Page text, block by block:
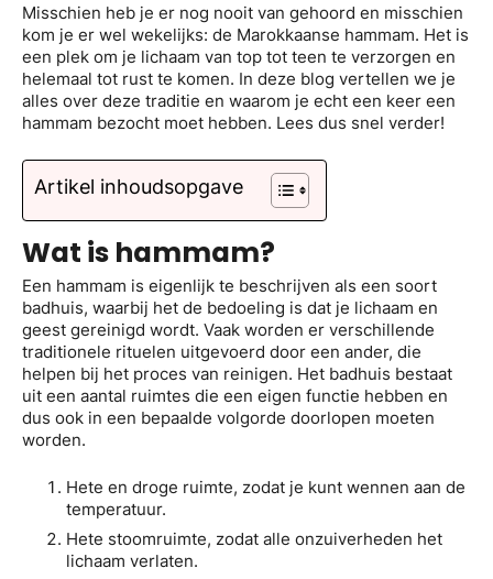
Misschien heb je er nog nooit van gehoord en misschien
kom je er wel wekelijks: de Marokkaanse hammam. Het is
een plek om je lichaam van top tot teen te verzorgen en
helemaal tot rust te komen. In deze blog vertellen we je
alles over deze traditie en waarom je echt een keer een
hammam bezocht moet hebben. Lees dus snel verder!
Artikel inhoudsopgave
Wat is hammam?
Een hammam is eigenlijk te beschrijven als een soort
badhuis, waarbij het de bedoeling is dat je lichaam en
geest gereinigd wordt. Vaak worden er verschillende
traditionele rituelen uitgevoerd door een ander, die
helpen bij het proces van reinigen. Het badhuis bestaat
uit een aantal ruimtes die een eigen functie hebben en
dus ook in een bepaalde volgorde doorlopen moeten
worden.
Hete en droge ruimte, zodat je kunt wennen aan de
temperatuur.
Hete stoomruimte, zodat alle onzuiverheden het
lichaam verlaten.